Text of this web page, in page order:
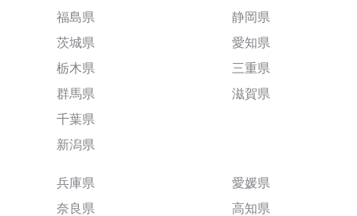
福島県
茨城県
栃木県
群馬県
千葉県
新潟県
静岡県
愛知県
三重県
滋賀県
兵庫県
奈良県
愛媛県
高知県